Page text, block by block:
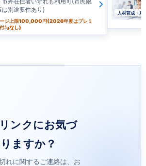
は別途要件あり)
ジ上限100,000円(2026年度はプレミ
与なし)
人材育成・雇
ンクにお気づ
ますか？
れに関するご連絡は、お